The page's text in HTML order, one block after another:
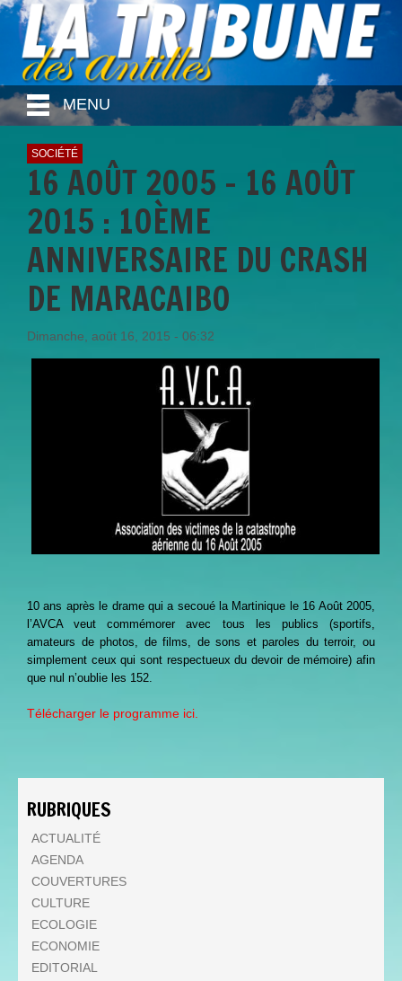
MENU
SOCIÉTÉ
16 AOÛT 2005 - 16 AOÛT
2015 : 10ÈME
ANNIVERSAIRE DU CRASH
DE MARACAIBO
Dimanche, août 16, 2015 - 06:32
10 ans après le drame qui a secoué la Martinique le 16 Août 2005,
l’AVCA veut commémorer avec tous les publics (sportifs,
amateurs de photos, de films, de sons et paroles du terroir, ou
simplement ceux qui sont respectueux du devoir de mémoire) afin
que nul n’oublie les 152.
Télécharger le programme ici.
RUBRIQUES
ACTUALITÉ
AGENDA
COUVERTURES
CULTURE
ECOLOGIE
ECONOMIE
EDITORIAL